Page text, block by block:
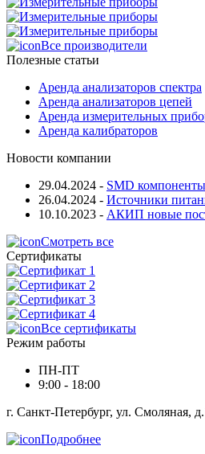
Все производители
Полезные статьи
Аренда анализаторов спектра
Аренда анализаторов цепей
Аренда измерительных
Аренда калибраторов
Новости компании
29.04.2024 - SMD
26.04.2024 - Источники
10.10.2023 - АКИП новые
Смотреть все
Сертификаты
Все сертификаты
Режим работы
ПН-ПТ
9:00 - 18:00
г. Санкт-Петербург, ул. Смоляная,
Подробнее